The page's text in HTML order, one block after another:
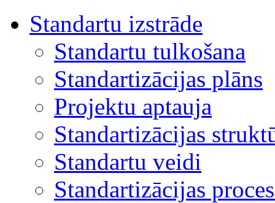
Standartu izstrāde
Standartu tulkošana
Standartizācijas plāns
Projektu aptauja
Standartizācijas
Standartu veidi
Standartizācijas